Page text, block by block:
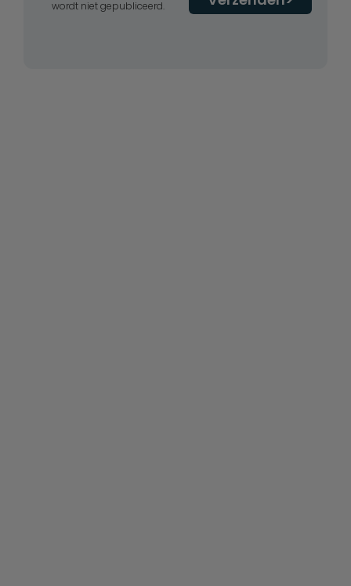
wordt niet gepubliceerd.